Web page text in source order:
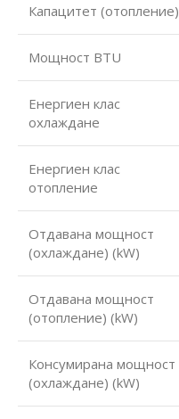
Капацитет (отопление)
Мощност BTU
Енергиен клас
охлаждане
Енергиен клас
отопление
Отдавана мощност
(охлаждане) (kW)
Отдавана мощност
(отопление) (kW)
Консумирана мощност
(охлаждане) (kW)